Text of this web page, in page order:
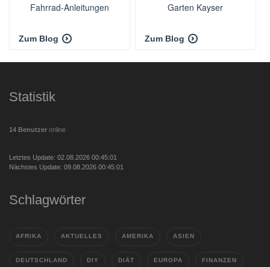
Fahrrad-Anleitungen
Zum Blog
Garten Kayser
Zum Blog
Statistik
14 Benutzer online
Letztes Update: 02.08.2026 00:45:01
Nächstes Update: 09.08.2026 00:45:01
Schlagwörter
AFRIKA AKTUELLES AMERIKA ASIEN
DEUTSCHLAND DIY DIÄT EUROPA FINANZEN